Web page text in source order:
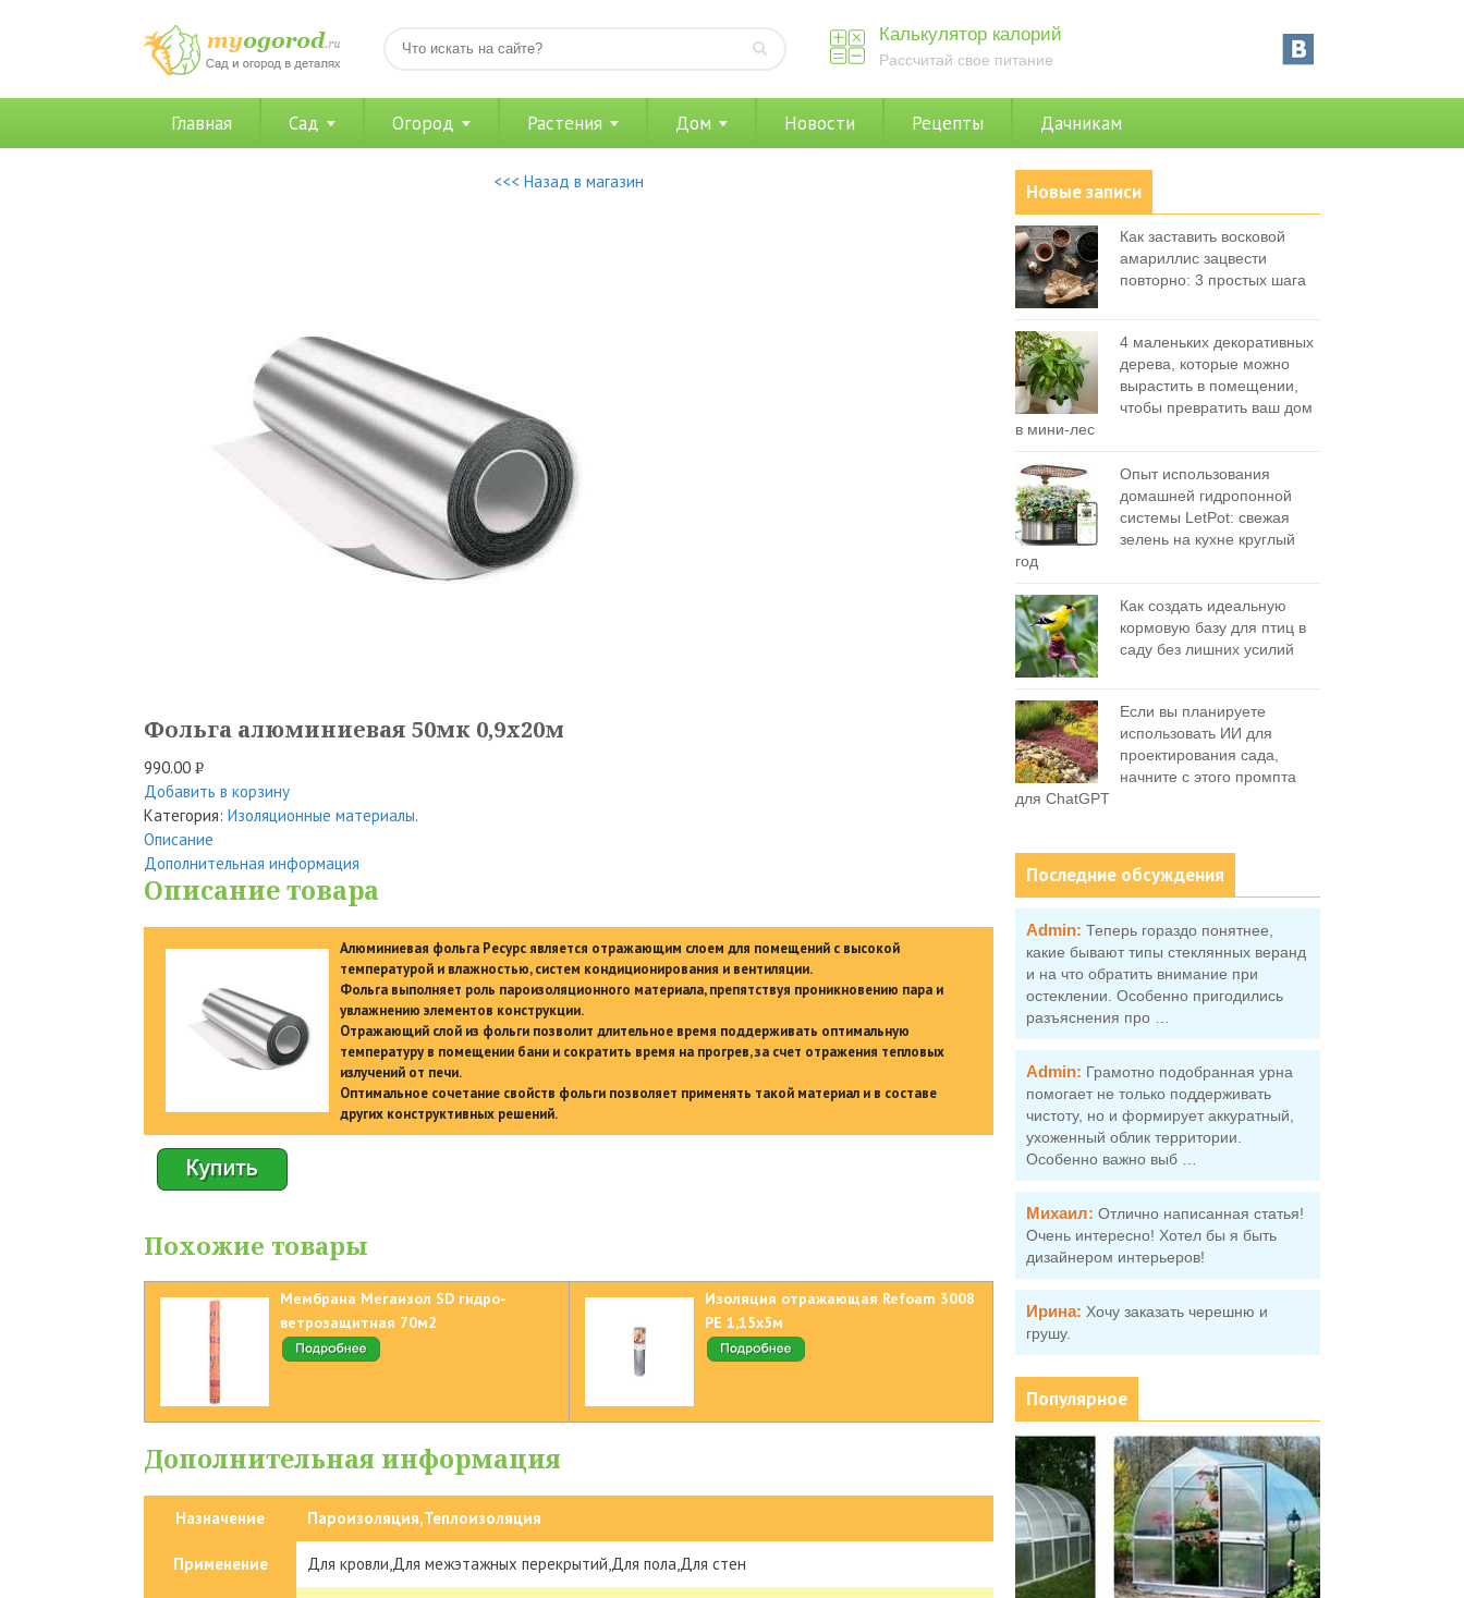
Калькулятор калорий
Рассчитай свое питание
Главная Сад Огород Растения Дом Новости Рецепты Дачникам
<<< Назад в магазин
Фольга алюминиевая 50мк 0,9х20м
990.00 Р
УБ.
Добавить в корзину
Категория: Изоляционные материалы.
Описание
Дополнительная информация
Описание товара
Алюминиевая фольга Ресурс является отражающим слоем для помещений с высокой
температурой и влажностью, систем кондиционирования и вентиляции.
Фольга выполняет роль пароизоляционного материала, препятствуя проникновению пара и
увлажнению элементов конструкции.
Отражающий слой из фольги позволит длительное время поддерживать оптимальную
температуру в помещении бани и сократить время на прогрев, за счет отражения тепловых
излучений от печи.
Оптимальное сочетание свойств фольги позволяет применять такой материал и в составе
других конструктивных решений.
Похожие товары
Мембрана Мегаизол SD гидро-
ветрозащитная 70м2
Изоляция отражающая Refoam 3008
РЕ 1,15х5м
Дополнительная информация
Назначение Пароизоляция,Теплоизоляция
Применение Для кровли,Для межэтажных перекрытий,Для пола,Для стен
Новые записи
Как заставить восковой
амариллис зацвести
повторно: 3 простых шага
4 маленьких декоративных
дерева, которые можно
вырастить в помещении,
чтобы превратить ваш дом
в мини-лес
Опыт использования
домашней гидропонной
системы LetPot: свежая
зелень на кухне круглый
год
Как создать идеальную
кормовую базу для птиц в
саду без лишних усилий
Если вы планируете
использовать ИИ для
проектирования сада,
начните с этого промпта
для ChatGPT
Последние обсуждения
Admin: Теперь гораздо понятнее,
какие бывают типы стеклянных веранд
и на что обратить внимание при
остеклении. Особенно пригодились
разъяснения про …
Admin: Грамотно подобранная урна
помогает не только поддерживать
чистоту, но и формирует аккуратный,
ухоженный облик территории.
Особенно важно выб …
Михаил: Отлично написанная статья!
Очень интересно! Хотел бы я быть
дизайнером интерьеров!
Ирина: Хочу заказать черешню и
грушу.
Популярное